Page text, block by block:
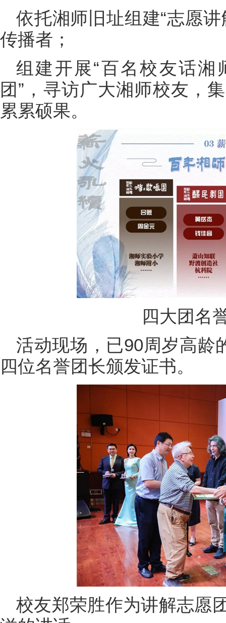
依托湘师旧址组建“志愿
传播者；
组建开展“百名校友话湘
团”，寻访广大湘师校友，
累累硕果。
四大团名
活动现场，已90周岁高龄
四位名誉团长颁发证书。
校友郑荣胜作为讲解志愿